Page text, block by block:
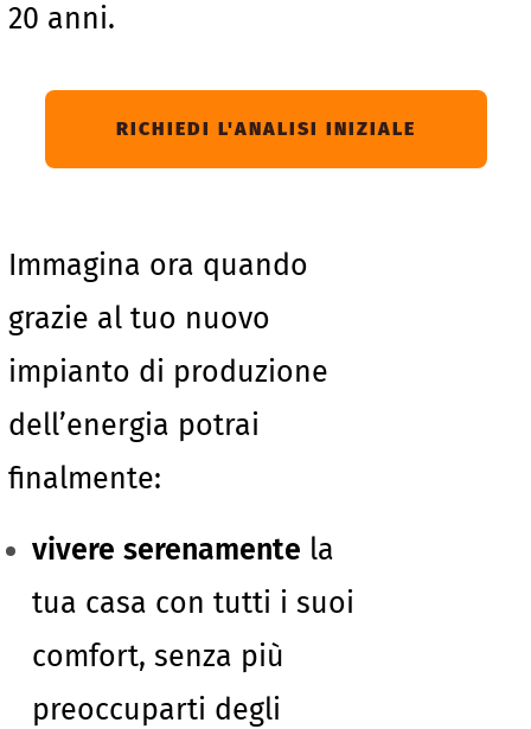
20 anni.
RICHIEDI L'ANALISI INIZIALE
Immagina ora quando
grazie al tuo nuovo
impianto di produzione
dell’energia potrai
finalmente:
vivere serenamente la
tua casa con tutti i suoi
comfort, senza più
preoccuparti degli